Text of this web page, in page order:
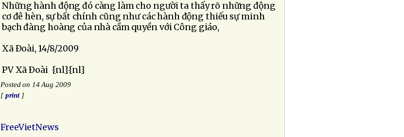
Những hành động đó càng làm cho người ta thấy rõ những động
cơ đê hèn, sự bất chính cũng như các hành động thiếu sự minh
bạch đàng hoàng của nhà cầm quyền với Công giáo,
Xã Ðoài, 14/8/2009
PV Xã Ðoài {nl}{nl}
Posted on 14 Aug 2009
[print]
FreeVietNews